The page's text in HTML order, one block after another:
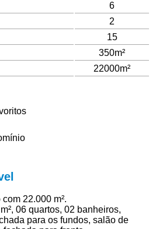
6
2
15
350m²
22000m²
22.000 m².
06 quartos, 02 banheiros,
para os fundos, salão de